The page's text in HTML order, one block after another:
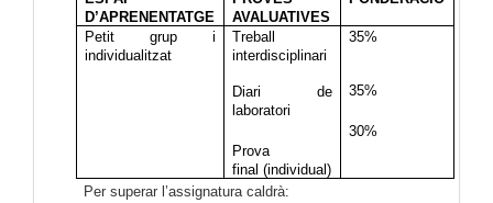
D’APRENENTATGE
AVALUATIVES
Petit grup i
individualitzat
Treball
interdisciplinari
Diari de
laboratori
Prova
final (individual)
35%
35%
30%
Per superar l’assignatura caldrà: